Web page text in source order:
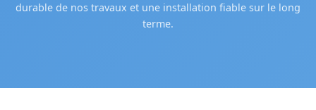
durable de nos travaux et une installation fiable sur le long
terme.